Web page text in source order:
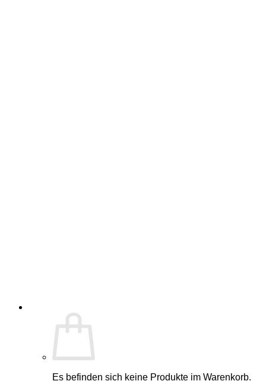
Es befinden sich keine Produkte im Warenkorb.